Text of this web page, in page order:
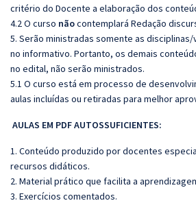
critério do Docente a elaboração dos
4.2 O curso nãocontemplará Redação
5. Serão ministradas somente as
no informativo. Portanto, os demais
no edital, não serão ministrados.
5.1 O curso está em processo de
aulas incluídas ou retiradas para melhor
AULAS EM PDF AUTOSSUFICIENTES:
1. Conteúdo produzido por docentes
recursos didáticos.
2. Material prático que facilita a
3. Exercícios comentados.